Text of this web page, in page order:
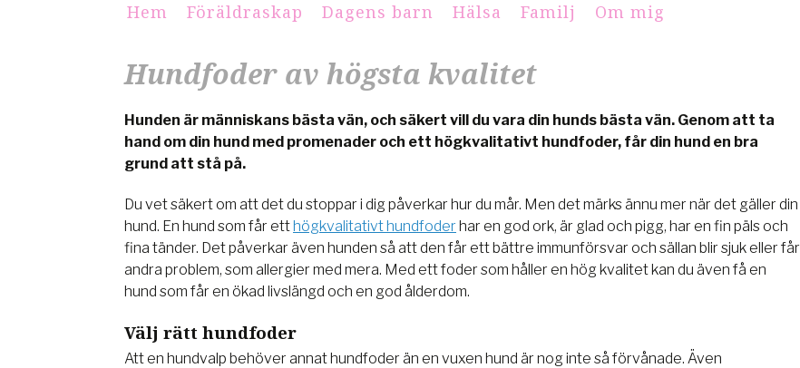
Hem Föräldraskap Dagens barn Hälsa Familj Om mig
Hundfoder av högsta kvalitet
Hunden är människans bästa vän, och säkert vill du vara din hunds bästa vän. Genom att ta
hand om din hund med promenader och ett högkvalitativt hundfoder, får din hund en bra
grund att stå på.
Du vet säkert om att det du stoppar i dig påverkar hur du mår. Men det märks ännu mer när det gäller din
hund. En hund som får etthögkvalitativt hundfoder har en god ork, är glad och pigg, har en fin päls och
fina tänder. Det påverkar även hunden så att den får ett bättre immunförsvar och sällan blir sjuk eller får
andra problem, som allergier med mera. Med ett foder som håller en hög kvalitet kan du även få en
hund som får en ökad livslängd och en god ålderdom.
Välj rätt hundfoder
Att en hundvalp behöver annat hundfoder än en vuxen hund är nog inte så förvånade. Även